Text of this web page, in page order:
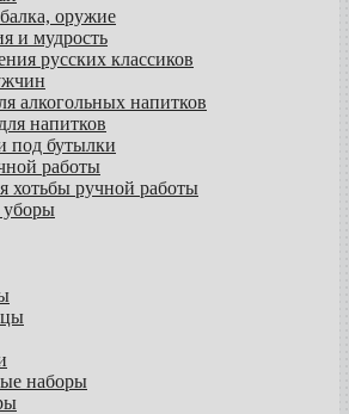
оружие
и мудрость
русских классиков
алкогольных напитков
напитков
под бутылки
работы
хотьбы ручной работы
уборы
наборы